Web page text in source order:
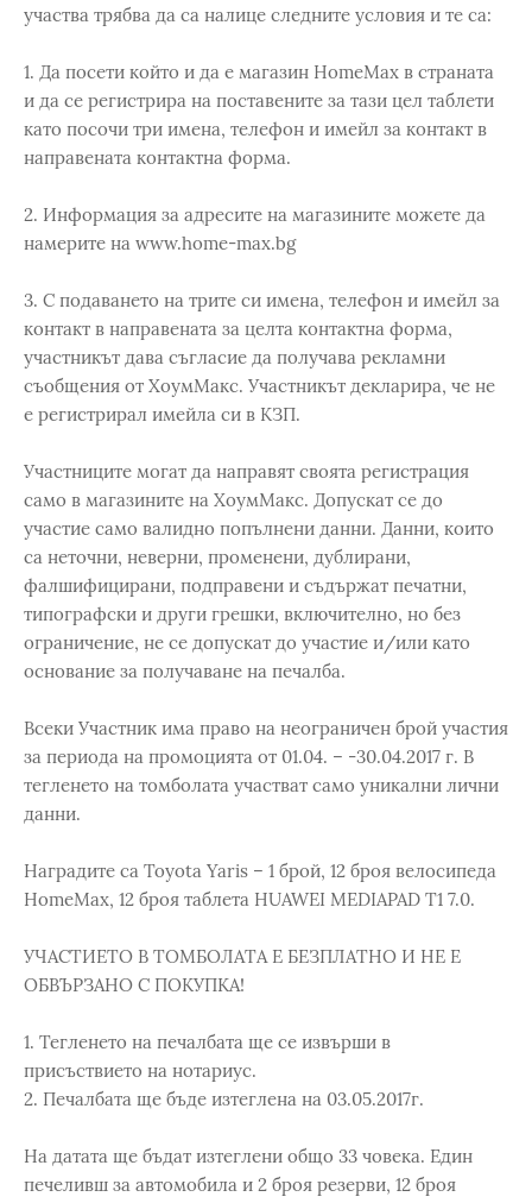
участва трябва да са налице следните условия и те са:
1. Да посети който и да е магазин HomeMax в страната
и да се регистрира на поставените за тази цел таблети
като посочи три имена, телефон и имейл за контакт в
направената контактна форма.
2. Информация за адресите на магазините можете да
намерите на www.home-max.bg
3. С подаването на трите си имена, телефон и имейл за
контакт в направената за целта контактна форма,
участникът дава съгласие да получава рекламни
съобщения от ХоумМакс. Участникът декларира, че не
е регистрирал имейла си в КЗП.
Участниците могат да направят своята регистрация
само в магазините на ХоумМакс. Допускат се до
участие само валидно попълнени данни. Данни, които
са неточни, неверни, променени, дублирани,
фалшифицирани, подправени и съдържат печатни,
типографски и други грешки, включително, но без
ограничение, не се допускат до участие и/или като
основание за получаване на печалба.
Всеки Участник има право на неограничен брой участия
за периода на промоцията от 01.04. – -30.04.2017 г. В
тегленето на томболата участват само уникални лични
данни.
Наградите са Toyota Yaris – 1 брой, 12 броя велосипеда
HomeMax, 12 броя таблета HUAWEI MEDIAPAD T1 7.0.
УЧАСТИЕТО В ТОМБОЛАТА Е БЕЗПЛАТНО И НЕ Е
ОБВЪРЗАНО С ПОКУПКА!
1. Тегленето на печалбата ще се извърши в
присъствието на нотариус.
2. Печалбата ще бъде изтеглена на 03.05.2017г.
На датата ще бъдат изтеглени общо 33 човека. Един
печеливш за автомобила и 2 броя резерви, 12 броя